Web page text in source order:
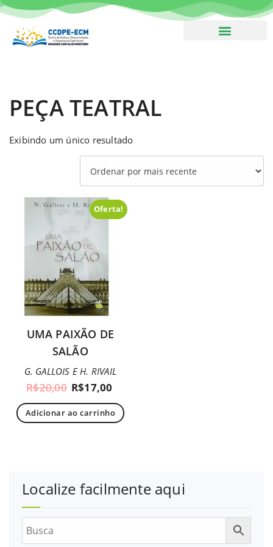
PEÇA TEATRAL
Exibindo um único resultado
Oferta!
UMA PAIXÃO DE
SALÃO
G. GALLOIS E H. RIVAIL
R$20,00 R$17,00
Adicionar ao carrinho
Localize facilmente aqui